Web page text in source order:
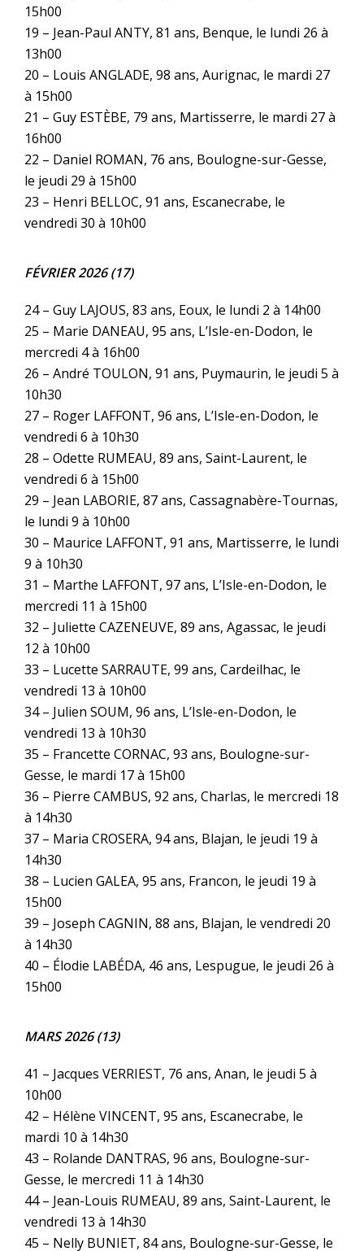
15h00
19 – Jean-Paul ANTY, 81 ans, Benque, le lundi 26 à
13h00
20 – Louis ANGLADE, 98 ans, Aurignac, le mardi 27
à 15h00
21 – Guy ESTÈBE, 79 ans, Martisserre, le mardi 27 à
16h00
22 – Daniel ROMAN, 76 ans, Boulogne-sur-Gesse,
le jeudi 29 à 15h00
23 – Henri BELLOC, 91 ans, Escanecrabe, le
vendredi 30 à 10h00
FÉVRIER 2026 (17)
24 – Guy LAJOUS, 83 ans, Eoux, le lundi 2 à 14h00
25 – Marie DANEAU, 95 ans, L’Isle-en-Dodon, le
mercredi 4 à 16h00
26 – André TOULON, 91 ans, Puymaurin, le jeudi 5 à
10h30
27 – Roger LAFFONT, 96 ans, L’Isle-en-Dodon, le
vendredi 6 à 10h30
28 – Odette RUMEAU, 89 ans, Saint-Laurent, le
vendredi 6 à 15h00
29 – Jean LABORIE, 87 ans, Cassagnabère-Tournas,
le lundi 9 à 10h00
30 – Maurice LAFFONT, 91 ans, Martisserre, le lundi
9 à 10h30
31 – Marthe LAFFONT, 97 ans, L’Isle-en-Dodon, le
mercredi 11 à 15h00
32 – Juliette CAZENEUVE, 89 ans, Agassac, le jeudi
12 à 10h00
33 – Lucette SARRAUTE, 99 ans, Cardeilhac, le
vendredi 13 à 10h00
34 – Julien SOUM, 96 ans, L’Isle-en-Dodon, le
vendredi 13 à 10h30
35 – Francette CORNAC, 93 ans, Boulogne-sur-
Gesse, le mardi 17 à 15h00
36 – Pierre CAMBUS, 92 ans, Charlas, le mercredi 18
à 14h30
37 – Maria CROSERA, 94 ans, Blajan, le jeudi 19 à
14h30
38 – Lucien GALEA, 95 ans, Francon, le jeudi 19 à
15h00
39 – Joseph CAGNIN, 88 ans, Blajan, le vendredi 20
à 14h30
40 – Élodie LABÉDA, 46 ans, Lespugue, le jeudi 26 à
15h00
MARS 2026 (13)
41 – Jacques VERRIEST, 76 ans, Anan, le jeudi 5 à
10h00
42 – Hélène VINCENT, 95 ans, Escanecrabe, le
mardi 10 à 14h30
43 – Rolande DANTRAS, 96 ans, Boulogne-sur-
Gesse, le mercredi 11 à 14h30
44 – Jean-Louis RUMEAU, 89 ans, Saint-Laurent, le
vendredi 13 à 14h30
45 – Nelly BUNIET, 84 ans, Boulogne-sur-Gesse, le